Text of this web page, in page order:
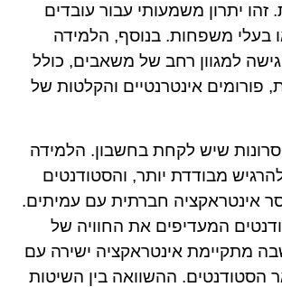
זהו יתרון משמעותי עבור עובדים
משפחות. בנוסף, הלמידה
למגוון רחב של משאבים, כולל
פורומים אינטרנטיים והקלטות של
שיש לקחת בחשבון. הלמידה
מבודדת יותר, והסטודנטים
אינטראקציה חברתית עם עמיתים.
המעדיפים את החוויה של
מתקיימת אינטראקציה ישירה עם
הסטודנטים. ההשוואה בין השיטות